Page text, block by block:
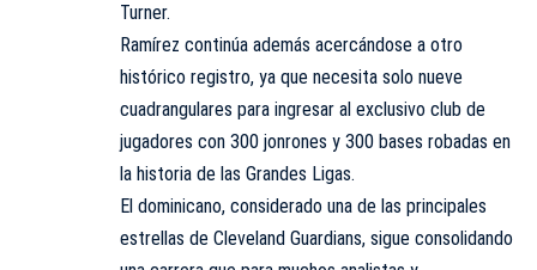
Turner.
Ramírez continúa además acercándose a otro
histórico registro, ya que necesita solo nueve
cuadrangulares para ingresar al exclusivo club de
jugadores con 300 jonrones y 300 bases robadas en
la historia de las Grandes Ligas.
El dominicano, considerado una de las principales
estrellas de Cleveland Guardians, sigue consolidando